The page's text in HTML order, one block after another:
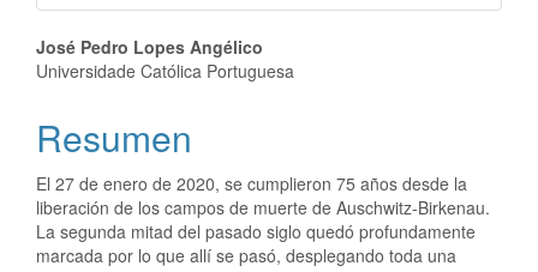
José Pedro Lopes Angélico
Universidade Católica Portuguesa
Resumen
El 27 de enero de 2020, se cumplieron 75 años desde la
liberación de los campos de muerte de Auschwitz-Birkenau.
La segunda mitad del pasado siglo quedó profundamente
marcada por lo que allí se pasó, desplegando toda una